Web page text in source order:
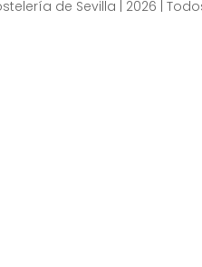
de Sevilla | 2026 |